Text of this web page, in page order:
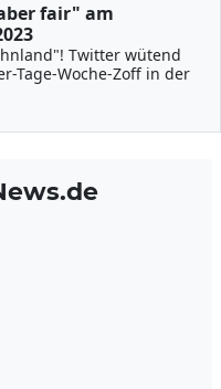
fair" am
Twitter wütend
Tage-Woche-Zoff in der